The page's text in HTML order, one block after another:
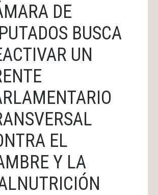
DE
BUSCA
UN
EL
Y LA